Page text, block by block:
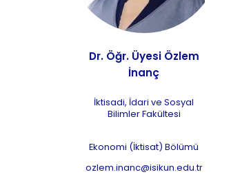
Dr. Öğr. Üyesi Özlem
İnanç
İktisadi, İdari ve Sosyal
Bilimler Fakültesi
Ekonomi (İktisat) Bölümü
ozlem.inanc@isikun.edu.tr